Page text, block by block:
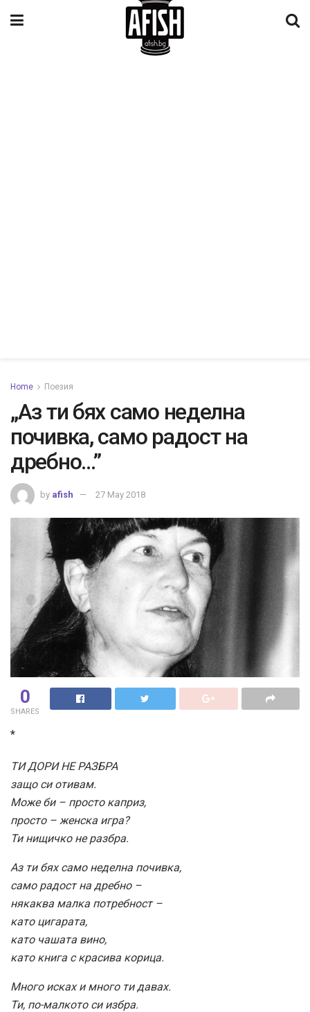
Home Поезия
„Аз ти бях само неделна
почивка, само радост на
дребно…”
by afish 27 May 2018
0
SHARES
*
ТИ ДОРИ НЕ РАЗБРА
защо си отивам.
Може би – просто каприз,
просто – женска игра?
Ти нищичко не разбра.
Аз ти бях само неделна почивка,
само радост на дребно –
някаква малка потребност –
като цигарата,
като чашата вино,
като книга с красива корица.
Много исках и много ти давах.
Ти, по-малкото си избра.